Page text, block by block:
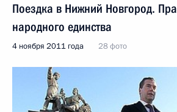
Поездка в Нижний Новгород.
народного единства
4 ноября 2011 года 28 фото